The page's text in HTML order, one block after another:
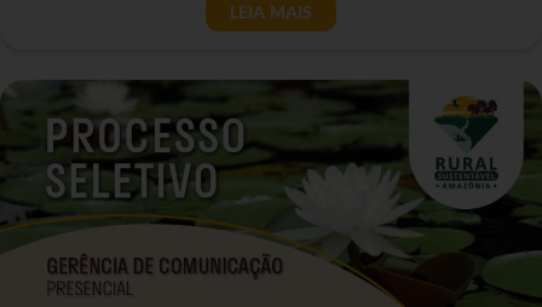
LEIA MAIS